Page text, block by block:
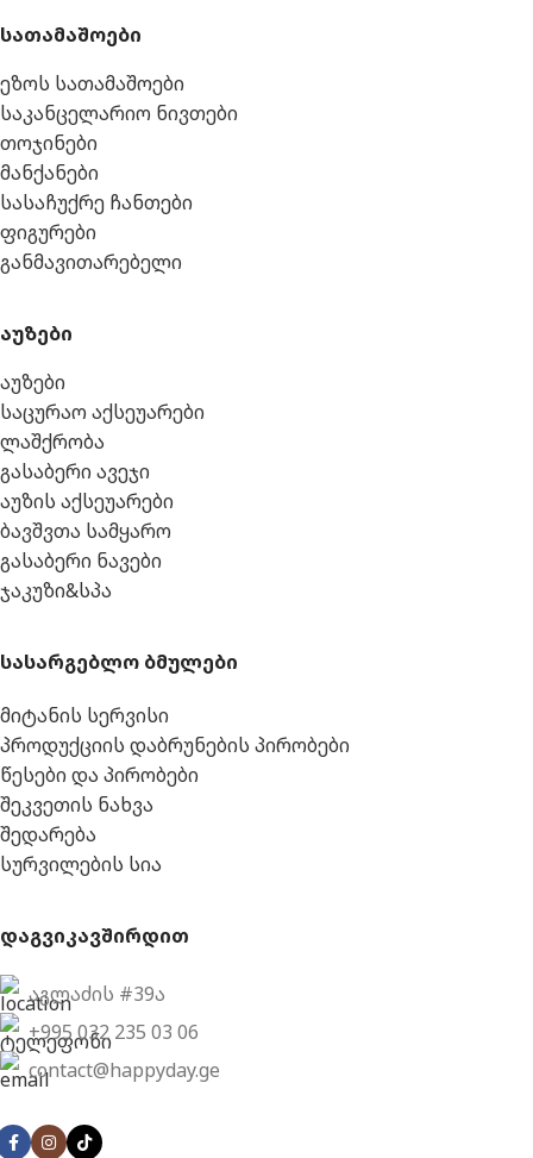
სათამაშოები
ეზოს სათამაშოები
საკანცელარიო ნივთები
თოჯინები
მანქანები
სასაჩუქრე ჩანთები
ფიგურები
განმავითარებელი
აუზები
აუზები
საცურაო აქსეუარები
ლაშქრობა
გასაბერი ავეჯი
აუზის აქსეუარები
ბავშვთა სამყარო
გასაბერი ნავები
ჯაკუზი&სპა
სასარგებლო ბმულები
მიტანის სერვისი
პროდუქციის დაბრუნების პირობები
წესები და პირობები
შეკვეთის ნახვა
შედარება
სურვილების სია
დაგვიკავშირდით
აგლაძის #39ა
+995 032 235 03 06
contact@happyday.ge